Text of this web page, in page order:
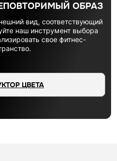
ОБРАЗ
вид, соответствующий
наш инструмент выбора
свое фитнес-
ЦВЕТА